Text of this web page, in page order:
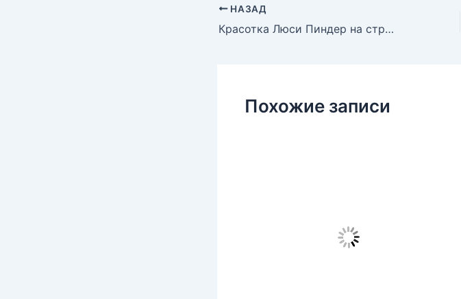
НАЗАД
Красотка Люси Пиндер на страницах журнала Nuts, Апрель 2012
Похожие записи